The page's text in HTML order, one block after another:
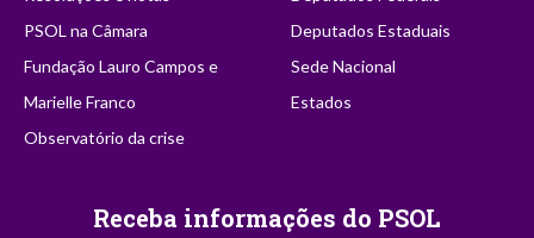
PSOL na Câmara
Fundação Lauro Campos e
Marielle Franco
Observatório da crise
Deputados Estaduais
Sede Nacional
Estados
Receba informações do PSOL